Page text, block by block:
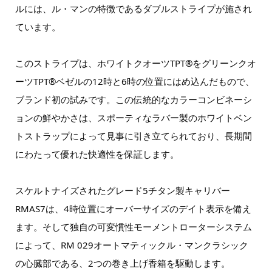
ルには、ル・マンの特徴であるダブルストライプが施され
ています。
このストライプは、ホワイトクオーツTPT®をグリーンクオ
ーツTPT®ベゼルの12時と6時の位置にはめ込んだもので、
ブランド初の試みです。この伝統的なカラーコンビネーシ
ョンの鮮やかさは、スポーティなラバー製のホワイトベン
トストラップによって見事に引き立てられており、長期間
にわたって優れた快適性を保証します。
スケルトナイズされたグレード5チタン製キャリバー
RMAS7は、4時位置にオーバーサイズのデイト表示を備え
ます。そして独自の可変慣性モーメントローターシステム
によって、RM 029オートマティックル・マンクラシック
の心臓部である、2つの巻き上げ香箱を駆動します。